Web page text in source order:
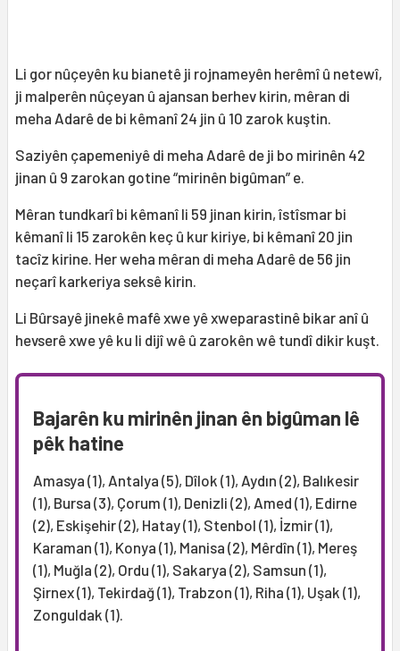
Li gor nûçeyên ku bianetê ji rojnameyên herêmî û netewî,
ji malperên nûçeyan û ajansan berhev kirin, mêran di
meha Adarê de bi kêmanî 24 jin û 10 zarok kuştin.
Saziyên çapemeniyê di meha Adarê de ji bo mirinên 42
jinan û 9 zarokan gotine “mirinên bigûman” e.
Mêran tundkarî bi kêmanî li 59 jinan kirin, îstîsmar bi
kêmanî li 15 zarokên keç û kur kiriye, bi kêmanî 20 jin
tacîz kirine. Her weha mêran di meha Adarê de 56 jin
neçarî karkeriya seksê kirin.
Li Bûrsayê jinekê mafê xwe yê xweparastinê bikar anî û
hevserê xwe yê ku li dijî wê û zarokên wê tundî dikir kuşt.
Bajarên ku mirinên jinan ên bigûman lê
pêk hatine
Amasya (1), Antalya (5), Dîlok (1), Aydın (2), Balıkesir
(1), Bursa (3), Çorum (1), Denizli (2), Amed (1), Edirne
(2), Eskişehir (2), Hatay (1), Stenbol (1), İzmir (1),
Karaman (1), Konya (1), Manisa (2), Mêrdîn (1), Mereş
(1), Muğla (2), Ordu (1), Sakarya (2), Samsun (1),
Şirnex (1), Tekirdağ (1), Trabzon (1), Riha (1), Uşak (1),
Zonguldak (1).